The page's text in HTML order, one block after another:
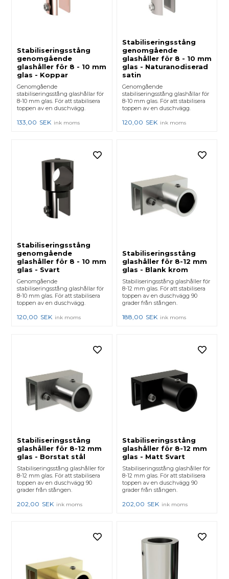
Stabiliseringsstång
genomgående
glashåller för 8 - 10 mm
glas - Koppar
Genomgående
stabiliseringsstång glashållar för
8-10 mm glas. För att stabilisera
toppen av en duschvägg.
133,00 SEK ink moms
Stabiliseringsstång
genomgående
glashåller för 8 - 10 mm
glas - Naturanodiserad
satin
Genomgående
stabiliseringsstång glashållar för
8-10 mm glas. För att stabilisera
toppen av en duschvägg.
120,00 SEK ink moms
Stabiliseringsstång
genomgående
glashåller för 8 - 10 mm
glas - Svart
Genomgående
stabiliseringsstång glashållar för
8-10 mm glas. För att stabilisera
toppen av en duschvägg.
120,00 SEK ink moms
Stabiliseringsstång
glashåller för 8-12 mm
glas - Blank krom
Stabiliseringsstång glashåller för
8-12 mm glas. För att stabilisera
toppen av en duschvägg 90
grader från stången.
188,00 SEK ink moms
Stabiliseringsstång
glashåller för 8-12 mm
glas - Borstat stål
Stabiliseringsstång glashåller för
8-12 mm glas. För att stabilisera
toppen av en duschvägg 90
grader från stången.
202,00 SEK ink moms
Stabiliseringsstång
glashåller för 8-12 mm
glas - Matt Svart
Stabiliseringsstång glashåller för
8-12 mm glas. För att stabilisera
toppen av en duschvägg 90
grader från stången.
202,00 SEK ink moms